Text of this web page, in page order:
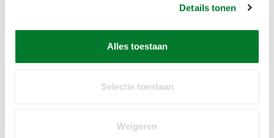
Details tonen
Alles toestaan
Selectie toestaan
Weigeren
wat je kunt doen
Lente-checklist: bereid je pand voor op het vogelseizoen